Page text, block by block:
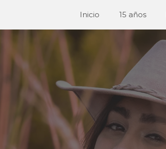
Inicio 15 años